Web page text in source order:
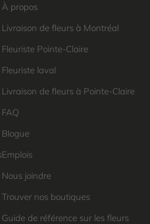
À propos
Livraison de fleurs à Montréal
Fleuriste Pointe-Claire
Fleuriste laval
Livraison de fleurs à Pointe-Claire
FAQ
Blogue
Emplois
Nous joindre
Trouver nos boutiques
Guide de référence sur les fleurs